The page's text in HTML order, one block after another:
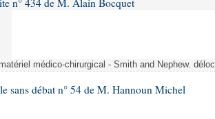
des lois
des lois
sociale
n° 434 de M. Alain Bocquet
médico-chirurgical - Smith and Nephew.
sans débat n° 54 de M. Hannoun Michel